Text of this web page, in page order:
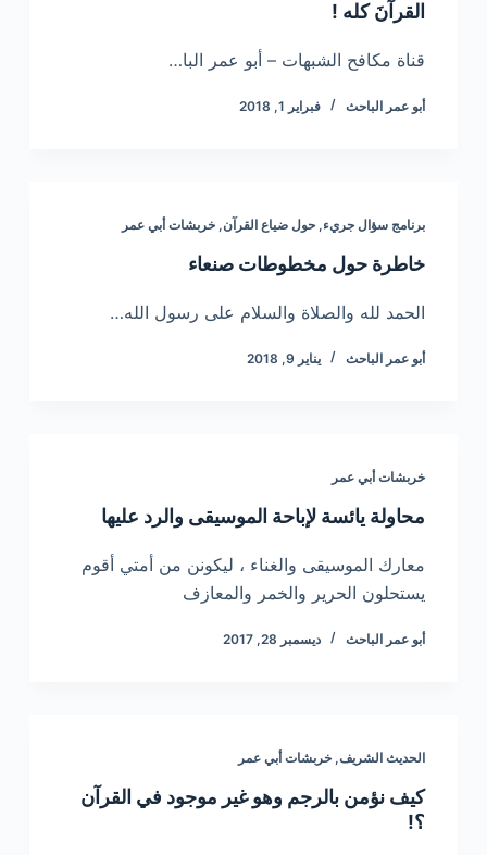
القرآنَ كله !
قناة مكافح الشبهات – أبو عمر البا…
أبو عمر الباحث فبراير 1, 2018
برنامج سؤال جريء , حول ضياع القرآن , خربشات أبي عمر
خاطرة حول مخطوطات صنعاء
الحمد لله والصلاة والسلام على رسول الله…
أبو عمر الباحث يناير 9, 2018
خربشات أبي عمر
محاولة يائسة لإباحة الموسيقى والرد عليها
معارك الموسيقى والغناء ، ليكونن من أمتي أقوم
يستحلون الحرير والخمر والمعازف
أبو عمر الباحث ديسمبر 28, 2017
الحديث الشريف, خربشات أبي عمر
كيف نؤمن بالرجم وهو غير موجود في القرآن
؟!